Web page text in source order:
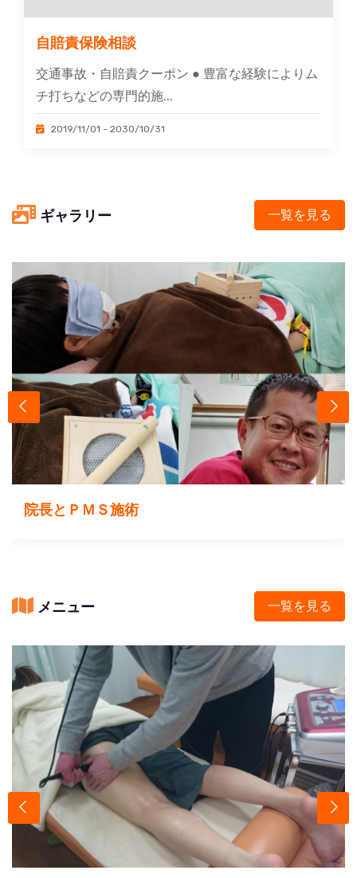
自賠責保険相談
交通事故・自賠責クーポン ● 豊富な経験によりム
チ打ちなどの専門的施...
2019/11/01 - 2030/10/31
ギャラリー 一覧を見る
院長とＰＭＳ施術
メニュー 一覧を見る